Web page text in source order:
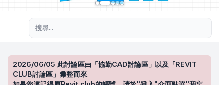
2026/06/05 此討論區由「協勤CAD討論區」以及「REVIT
CLUB討論區」彙整而來